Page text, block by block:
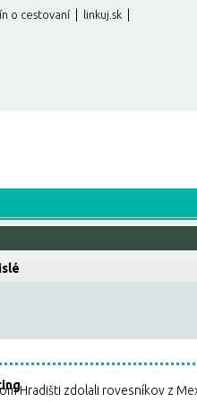
o cestovaní linkuj.sk
Hradišti zdolali rovesníkov z